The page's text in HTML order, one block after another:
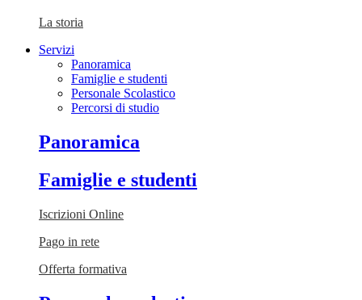
La storia
Servizi
Panoramica
Famiglie e studenti
Personale Scolastico
Percorsi di studio
Panoramica
Famiglie e studenti
Iscrizioni Online
Pago in rete
Offerta formativa